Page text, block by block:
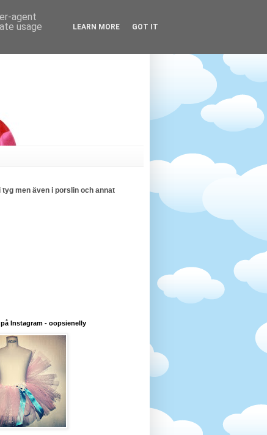
men även i porslin och annat
Instagram - oopsienelly
agent
usage
LEARN MORE GOT IT